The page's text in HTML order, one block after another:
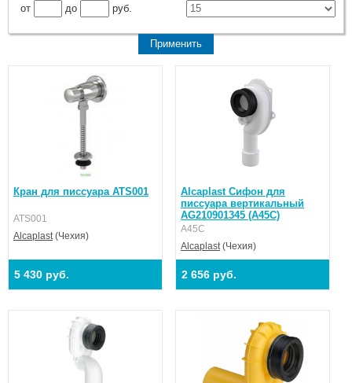
от
до руб.
Кран для писсуара ATS001
ATS001
Alcaplast (Чехия)
5 430 руб.
Alcaplast Cифон для
писсуара вертикальный
AG210901345 (A45C)
A45C
Alcaplast (Чехия)
2 656 руб.